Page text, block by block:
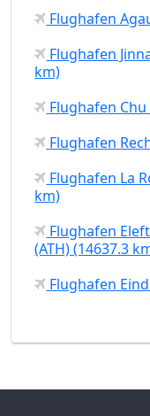
Flughafen
Flughafen
km)
Flughafen Chu
Flughafen
Flughafen La
km)
Flughafen
(ATH) (14637.3
Flughafen